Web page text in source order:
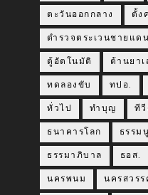
ตะวันออกกลาง ตั้ง
ตำรวจตระเวนชายแดน
ตู้อัตโนมัติ ต้านยา
ทดลองขับ ทปอ.
ทั่วไป ทำบุญ ที
ธนาคารโลก ธรรม
ธรรมาภิบาล ธอส.
นครพนม นครสวรร